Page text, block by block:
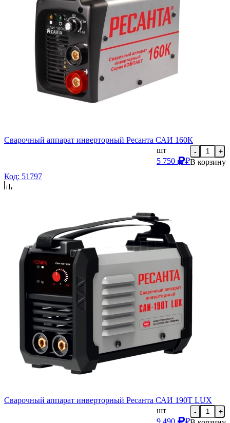
Сварочный аппарат инверторный Ресанта САИ 160К
шт
5 750
₽
- +
В корзину
Код: 51797
Сварочный аппарат инверторный Ресанта САИ 190Т LUX
шт
9 490
₽
- +